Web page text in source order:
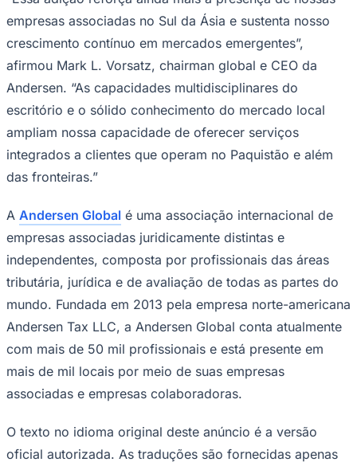
NBA
NFL
UFC
Tênis (ATP)
NHL
Atletismo
NBB
Competições de Futebol
Paulistão
Copa do Brasil
Libertadores
Sul-Americana
Copa América
Champions League
Premier League
Bundesliga
Mundial 2026
Times - Ir direto
empresas associadas no Sul da Ásia e sustenta nosso
crescimento contínuo em mercados emergentes”,
afirmou Mark L. Vorsatz, chairman global e CEO da
Andersen. “As capacidades multidisciplinares do
escritório e o sólido conhecimento do mercado local
ampliam nossa capacidade de oferecer serviços
integrados a clientes que operam no Paquistão e além
das fronteiras.”
A Andersen Global é uma associação internacional de
empresas associadas juridicamente distintas e
independentes, composta por profissionais das áreas
tributária, jurídica e de avaliação de todas as partes do
mundo. Fundada em 2013 pela empresa norte-americana
Andersen Tax LLC, a Andersen Global conta atualmente
com mais de 50 mil profissionais e está presente em
mais de mil locais por meio de suas empresas
associadas e empresas colaboradoras.
O texto no idioma original deste anúncio é a versão
oficial autorizada. As traduções são fornecidas apenas